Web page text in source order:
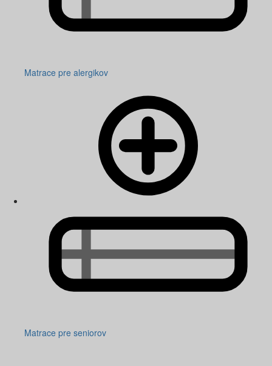
Matrace pre alergikov
Matrace pre seniorov